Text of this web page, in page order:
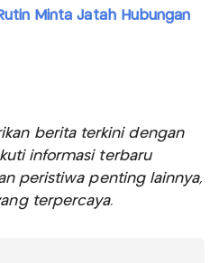
Minta Jatah Hubungan
berita terkini dengan
informasi terbaru
peristiwa penting lainnya,
terpercaya.